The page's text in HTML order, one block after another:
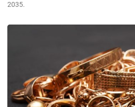
2035.